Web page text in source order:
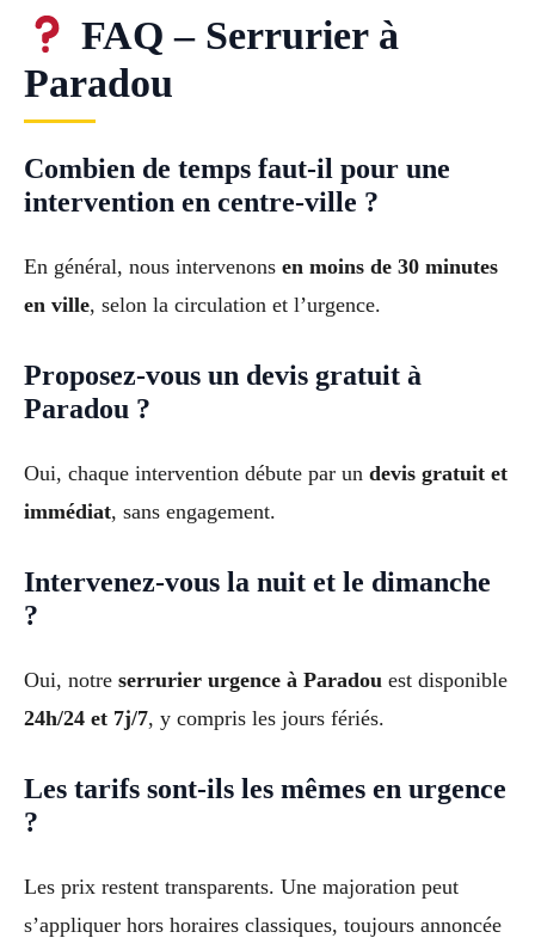
FAQ – Serrurier à
Paradou
Combien de temps faut-il pour une
intervention en centre-ville ?
En général, nous intervenons en moins de 30 minutes
en ville, selon la circulation et l’urgence.
Proposez-vous un devis gratuit à
Paradou ?
Oui, chaque intervention débute par un devis gratuit et
immédiat, sans engagement.
Intervenez-vous la nuit et le dimanche
?
Oui, notre serrurier urgence à Paradou est disponible
24h/24 et 7j/7, y compris les jours fériés.
Les tarifs sont-ils les mêmes en urgence
?
Les prix restent transparents. Une majoration peut
s’appliquer hors horaires classiques, toujours annoncée